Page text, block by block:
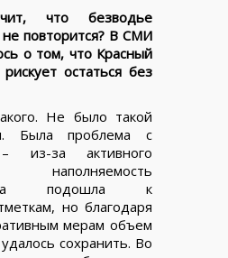
что безводье
повторится? В СМИ
о том, что Красный
остаться без
Не было такой
Была проблема с
из-за активного
наполняемость
подошла к
но благодаря
мерам объем
сохранить. Во